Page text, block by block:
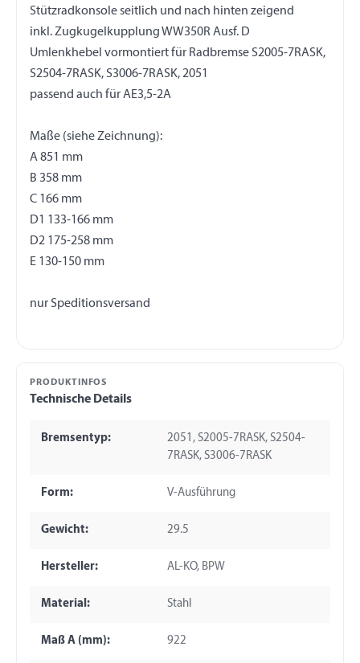
Stützradkonsole seitlich und nach hinten zeigend
inkl. Zugkugelkupplung WW350R Ausf. D
Umlenkhebel vormontiert für Radbremse S2005-7RASK,
S2504-7RASK, S3006-7RASK, 2051
passend auch für AE3,5-2A
Maße (siehe Zeichnung):
A 851 mm
B 358 mm
C 166 mm
D1 133-166 mm
D2 175-258 mm
E 130-150 mm
PRODUKTINFOS
Technische Details
Bremsentyp:
2051, S2005-7RASK, S2504-
7RASK, S3006-7RASK
Form: V-Ausführung
Gewicht: 29.5
Hersteller: AL-KO, BPW
Material: Stahl
Maß A (mm): 922